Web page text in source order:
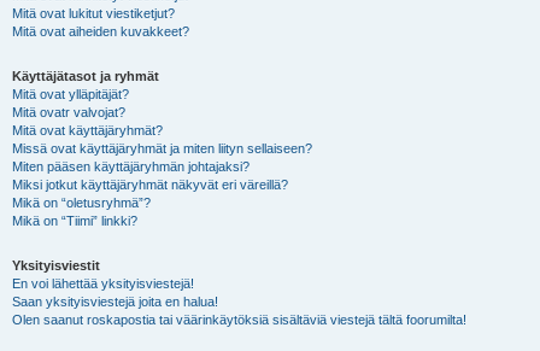
Mitä ovat lukitut viestiketjut?
Mitä ovat aiheiden kuvakkeet?
Käyttäjätasot ja ryhmät
Mitä ovat ylläpitäjät?
Mitä ovatr valvojat?
Mitä ovat käyttäjäryhmät?
Missä ovat käyttäjäryhmät ja miten liityn sellaiseen?
Miten pääsen käyttäjäryhmän johtajaksi?
Miksi jotkut käyttäjäryhmät näkyvät eri väreillä?
Mikä on “oletusryhmä”?
Mikä on “Tiimi” linkki?
Yksityisviestit
En voi lähettää yksityisviestejä!
Saan yksityisviestejä joita en halua!
Olen saanut roskapostia tai väärinkäytöksiä sisältäviä viestejä tältä foorumilta!